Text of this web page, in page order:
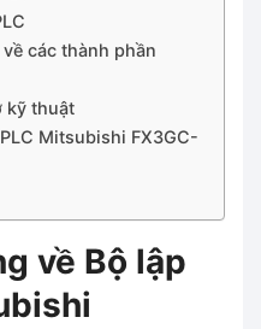
các thành phần
kỹ thuật
Mitsubishi FX3GC-
về Bộ lập